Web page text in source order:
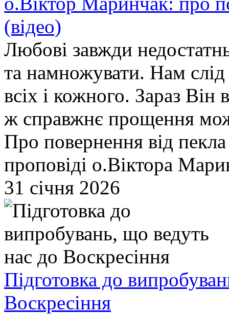
(відео)
Любові завжди
та намножувати. Нам
всіх і кожного. Зараз Він
ж справжнє прощення
Про повернення від
проповіді о.Віктора
31 січня 2026
Підготовка до
Воскресіння